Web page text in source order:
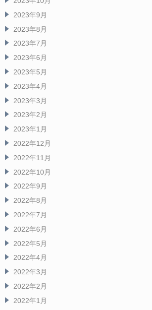
2023年9月
2023年8月
2023年7月
2023年6月
2023年5月
2023年4月
2023年3月
2023年2月
2023年1月
2022年12月
2022年11月
2022年10月
2022年9月
2022年8月
2022年7月
2022年6月
2022年5月
2022年4月
2022年3月
2022年2月
2022年1月